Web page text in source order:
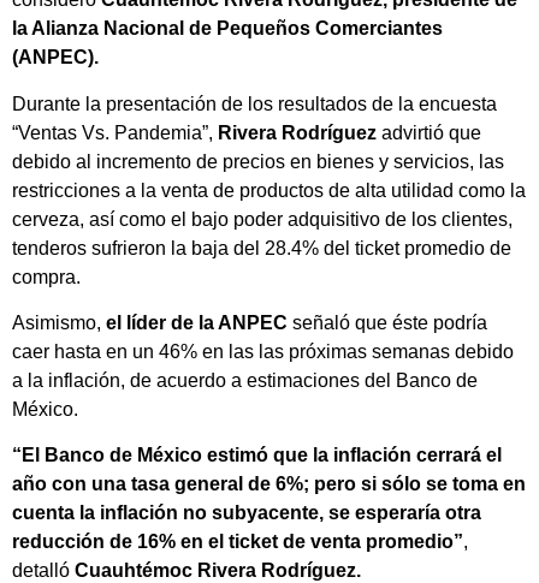
la Alianza Nacional de Pequeños Comerciantes
(ANPEC).
Durante la presentación de los resultados de la encuesta
“Ventas Vs. Pandemia”, Rivera Rodríguez advirtió que
debido al incremento de precios en bienes y servicios, las
restricciones a la venta de productos de alta utilidad como la
cerveza, así como el bajo poder adquisitivo de los clientes,
tenderos sufrieron la baja del 28.4% del ticket promedio de
compra.
Asimismo, el líder de la ANPEC señaló que éste podría
caer hasta en un 46% en las las próximas semanas debido
a la inflación, de acuerdo a estimaciones del Banco de
México.
“El Banco de México estimó que la inflación cerrará el
año con una tasa general de 6%; pero si sólo se toma en
cuenta la inflación no subyacente, se esperaría otra
reducción de 16% en el ticket de venta promedio”,
detalló Cuauhtémoc Rivera Rodríguez.